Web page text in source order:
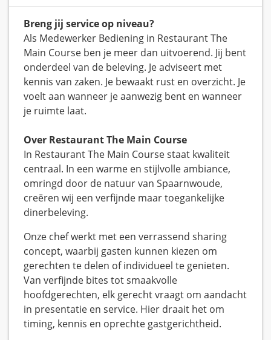
Breng jij service op niveau?
Als Medewerker Bediening in Restaurant The
Main Course ben je meer dan uitvoerend. Jij bent
onderdeel van de beleving. Je adviseert met
kennis van zaken. Je bewaakt rust en overzicht. Je
voelt aan wanneer je aanwezig bent en wanneer
je ruimte laat.
Over Restaurant The Main Course
In Restaurant The Main Course staat kwaliteit
centraal. In een warme en stijlvolle ambiance,
omringd door de natuur van Spaarnwoude,
creëren wij een verfijnde maar toegankelijke
dinerbeleving.
Onze chef werkt met een verrassend sharing
concept, waarbij gasten kunnen kiezen om
gerechten te delen of individueel te genieten.
Van verfijnde bites tot smaakvolle
hoofdgerechten, elk gerecht vraagt om aandacht
in presentatie en service. Hier draait het om
timing, kennis en oprechte gastgerichtheid.